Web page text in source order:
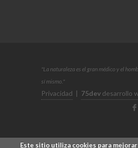
"La naturaleza es el gran médico y el
sí mismo."
Privacidad | 75dev desarrollo
Este sitio utiliza cookies para